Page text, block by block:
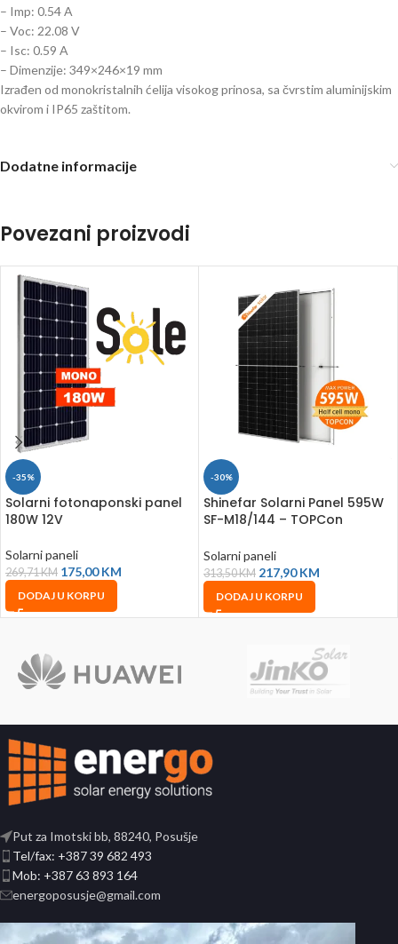
– Imp: 0.54 A
– Voc: 22.08 V
– Isc: 0.59 A
– Dimenzije: 349×246×19 mm
Izrađen od monokristalnih ćelija visokog prinosa, sa čvrstim aluminijskim
okvirom i IP65 zaštitom.
Dodatne informacije
Povezani proizvodi
-35%
Solarni fotonaponski panel
180W 12V
Solarni paneli
269,71KM 175,00KM
DODAJ U KORPU
-30%
Shinefar Solarni Panel 595W
SF-M18/144 – TOPCon
Solarni paneli
313,50KM 217,90KM
DODAJ U KORPU
Put za Imotski bb, 88240, Posušje
Tel/fax: +387 39 682 493
Mob: +387 63 893 164
energoposusje@gmail.com